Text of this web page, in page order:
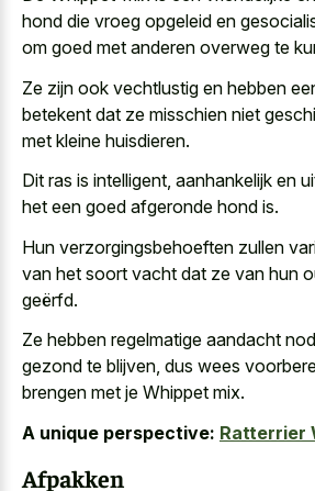
hond die vroeg opgeleid en
om goed met anderen overweg te
Ze zijn ook vechtlustig en hebben
betekent dat ze misschien niet
met kleine huisdieren.
Dit ras is intelligent, aanhankelijk en
het een goed afgeronde hond is.
Hun verzorgingsbehoeften zullen
van het soort vacht dat ze van hun
geërfd.
Ze hebben regelmatige aandacht
gezond te blijven, dus wees
brengen met je Whippet mix.
A unique perspective: Ratterrier
Afpakken